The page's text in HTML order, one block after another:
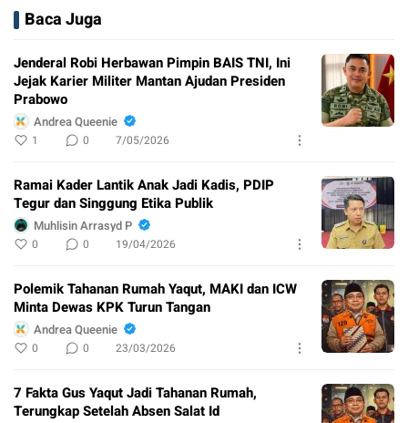
Baca Juga
Jenderal Robi Herbawan Pimpin BAIS TNI, Ini
Jejak Karier Militer Mantan Ajudan Presiden
Prabowo
Andrea Queenie
1 0 7/05/2026
Ramai Kader Lantik Anak Jadi Kadis, PDIP
Tegur dan Singgung Etika Publik
Muhlisin Arrasyd P
0 0 19/04/2026
Polemik Tahanan Rumah Yaqut, MAKI dan ICW
Minta Dewas KPK Turun Tangan
Andrea Queenie
0 0 23/03/2026
7 Fakta Gus Yaqut Jadi Tahanan Rumah,
Terungkap Setelah Absen Salat Id